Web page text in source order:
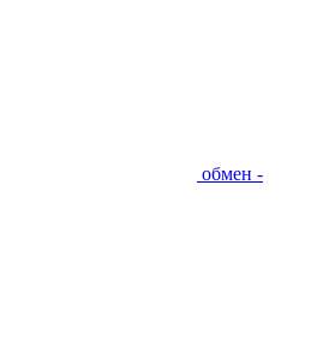
обмен -